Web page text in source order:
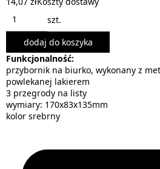
szt.
dodaj do koszyka
Funkcjonalność:
przybornik na biurko, wykonany z
powlekanej lakierem
3 przegrody na listy
wymiary: 170x83x135mm
kolor srebrny